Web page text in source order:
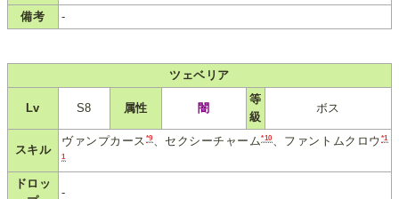
備考 -
ツェベリア
Lv S8 属性 闇
等
級
ボス
スキル
ヴァンプカース *9、セクシーチャーム*10、ファントムクロウ *1
1
ドロッ
-